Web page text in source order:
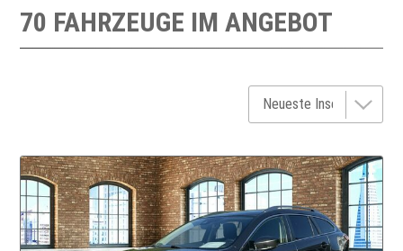
70 FAHRZEUGE IM ANGEBOT